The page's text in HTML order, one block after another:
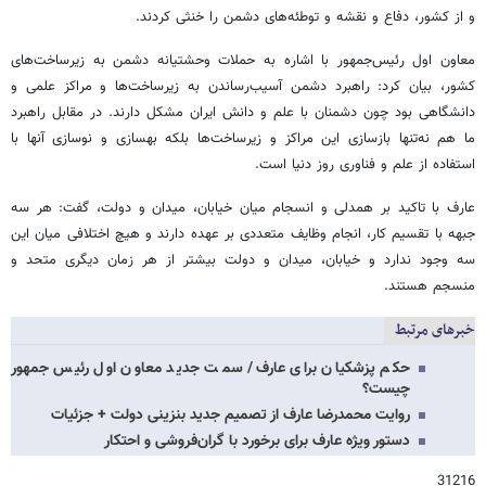
و از کشور، دفاع و نقشه و توطئه‌های دشمن را خنثی کردند.
معاون اول رئیس‌جمهور با اشاره به حملات وحشتیانه دشمن به زیرساخت‌های
کشور، بیان کرد: راهبرد دشمن آسیب‌رساندن به زیرساخت‌ها و مراکز علمی و
دانشگاهی بود چون دشمنان با علم و دانش ایران مشکل دارند. در مقابل راهبرد
ما هم نه‌تنها بازسازی این مراکز و زیرساخت‌ها بلکه بهسازی و نوسازی آنها با
استفاده از علم و فناوری روز دنیا است.
عارف با تاکید بر همدلی و انسجام میان خیابان، میدان و دولت، گفت: هر سه
جبهه با تقسیم کار، انجام وظایف متعددی بر عهده دارند و هیچ اختلافی میان این
سه وجود ندارد و خیابان، میدان و دولت بیشتر از هر زمان دیگری متحد و
منسجم هستند.
خبرهای مرتبط
حکم پزشکیان برای عارف/ سمت جدید معاون اول رئیس جمهور
چیست؟
روایت محمدرضا عارف از تصمیم جدید بنزینی دولت + جزئیات
دستور ویژه عارف برای برخورد با گران‌فروشی و احتکار